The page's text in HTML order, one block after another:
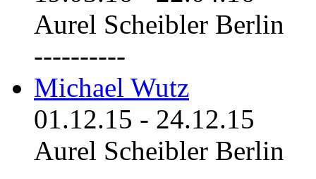
Aurel Scheibler Berlin
----------
Michael Wutz
01.12.15 - 24.12.15
Aurel Scheibler Berlin